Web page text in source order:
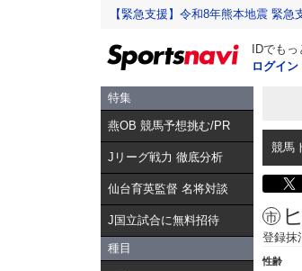
【緊急支援】令和8年熊本地震 緊
IDでも
ログイン
特集
燕OB 競馬予想挑む/PR
Jリーグ戦力 徹底分析
仙台育英監督 名将対談
J国立試合に無料招待
種目
競馬
登録抹
性齢